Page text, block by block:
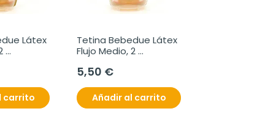
Látex
carrito
Tetina Bebedue Látex
Flujo Medio, 2
5,50 €
Añadir al carrito